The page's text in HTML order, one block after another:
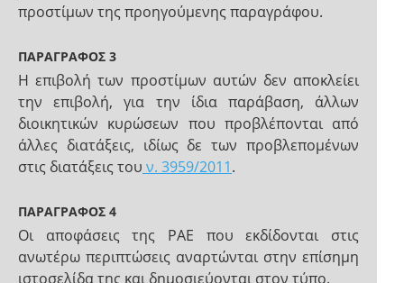
προστίμων της προηγούμενης παραγράφου.
ΠΑΡΑΓΡΑΦΟΣ 3
Η επιβολή των προστίμων αυτών δεν αποκλείει
την επιβολή, για την ίδια παράβαση, άλλων
διοικητικών κυρώσεων που προβλέπονται από
άλλες διατάξεις, ιδίως δε των προβλεπομένων
στις διατάξεις του ν. 3959/2011.
ΠΑΡΑΓΡΑΦΟΣ 4
Οι αποφάσεις της ΡΑΕ που εκδίδονται στις
ανωτέρω περιπτώσεις αναρτώνται στην επίσημη
ιστοσελίδα της και δημοσιεύονται στον τύπο.